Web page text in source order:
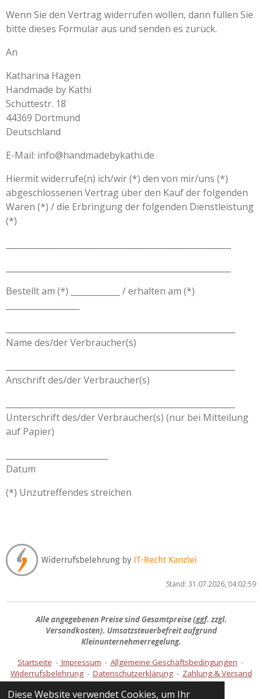
Diese Website verwendet Cookies, um Ihr
Wenn Sie den Vertrag widerrufen wollen, dann füllen Sie
bitte dieses Formular aus und senden es zurück.
An
Katharina Hagen
Handmade by Kathi
Schüttestr. 18
44369 Dortmund
Deutschland
E-Mail: info@handmadebykathi.de
Hiermit widerrufe(n) ich/wir (*) den von mir/uns (*)
abgeschlossenen Vertrag über den Kauf der folgenden
Waren (*) / die Erbringung der folgenden Dienstleistung
(*)
Bestellt am (*) ____________ / erhalten am (*)
Name des/der Verbraucher(s)
Anschrift des/der Verbraucher(s)
Unterschrift des/der Verbraucher(s) (nur bei Mitteilung
auf Papier)
Datum
(*) Unzutreffendes streichen
Stand: 31.07.2026, 04:02:59
Alle angegebenen Preise sindGesamtpreise(ggf. zzgl.
Versandkosten). Umsatzsteuerbefreit aufgrund
Kleinunternehmerregelung.
Startseite - Impressum - Allgemeine Geschäftsbedingungen -
Widerrufsbelehrung- Datenschutzerklärung- Zahlung & Versand